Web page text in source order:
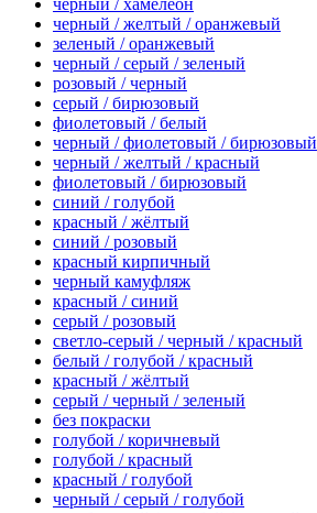
черный / хамелеон
черный / желтый / оранжевый
зеленый / оранжевый
черный / серый / зеленый
розовый / черный
серый / бирюзовый
фиолетовый / белый
черный / фиолетовый / бирюзовый
черный / желтый / красный
фиолетовый / бирюзовый
синий / голубой
красный / жёлтый
синий / розовый
красный кирпичный
черный камуфляж
красный / синий
серый / розовый
светло-серый / черный / красный
белый / голубой / красный
красный / жёлтый
серый / черный / зеленый
без покраски
голубой / коричневый
голубой / красный
красный / голубой
черный / серый / голубой